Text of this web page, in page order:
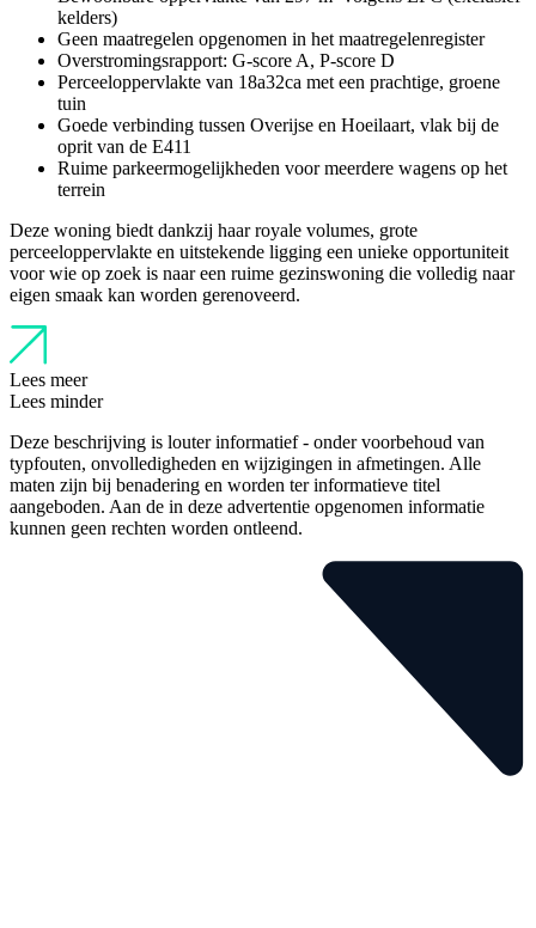
kelders)
Geen maatregelen opgenomen in het maatregelenregister
Overstromingsrapport: G-score A, P-score D
Perceeloppervlakte van 18a32ca met een prachtige, groene
tuin
Goede verbinding tussen Overijse en Hoeilaart, vlak bij de
oprit van de E411
Ruime parkeermogelijkheden voor meerdere wagens op het
terrein
Deze woning biedt dankzij haar royale volumes, grote
perceeloppervlakte en uitstekende ligging een unieke opportuniteit
voor wie op zoek is naar een ruime gezinswoning die volledig naar
eigen smaak kan worden gerenoveerd.
Lees meer
Lees minder
Deze beschrijving is louter informatief - onder voorbehoud van
typfouten, onvolledigheden en wijzigingen in afmetingen. Alle
maten zijn bij benadering en worden ter informatieve titel
aangeboden. Aan de in deze advertentie opgenomen informatie
kunnen geen rechten worden ontleend.